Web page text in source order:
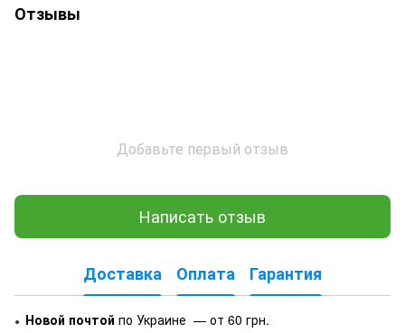
Отзывы
Добавьте первый отзыв
Написать отзыв
Доставка Оплата Гарантия
● Новой почтой по Украине — от 60 грн.